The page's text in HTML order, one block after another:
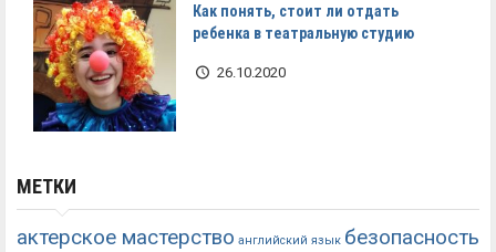
Как понять, стоит ли отдать
ребенка в театральную студию
26.10.2020
МЕТКИ
актерское мастерство английский язык безопасность